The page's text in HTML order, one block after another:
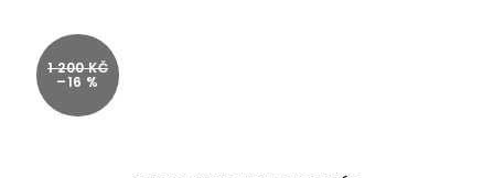
1 200 KČ
–16 %